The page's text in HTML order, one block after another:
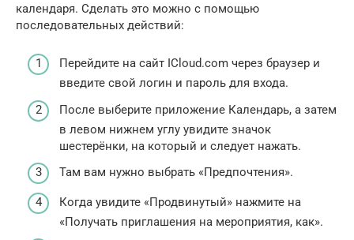
календаря. Сделать это можно с помощью
последовательных действий:
Перейдите на сайт ICloud.com через браузер и
введите свой логин и пароль для входа.
После выберите приложение Календарь, а затем
в левом нижнем углу увидите значок
шестерёнки, на который и следует нажать.
Там вам нужно выбрать «Предпочтения».
Когда увидите «Продвинутый» нажмите на
«Получать приглашения на мероприятия, как».